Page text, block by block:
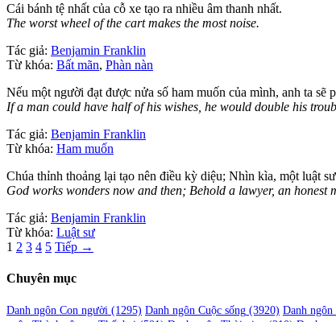
Cái bánh tệ nhất của cỗ xe tạo ra nhiều âm thanh nhất.
The worst wheel of the cart makes the most noise.
Tác giả: Benjamin Franklin
Từ khóa: Bất mãn, Phàn nàn
Nếu một người đạt được nửa số ham muốn của mình, anh ta sẽ
If a man could have half of his wishes, he would double his
Tác giả: Benjamin Franklin
Từ khóa: Ham muốn
Chúa thỉnh thoảng lại tạo nên điều kỳ diệu; Nhìn kìa, một luật
God works wonders now and then; Behold a lawyer, an honest
Tác giả: Benjamin Franklin
Từ khóa: Luật sư
Phân
trang
viết
1 2 3 4 5 Tiếp →
Chuyên mục
Danh ngôn Con người (1295) Danh ngôn Cuộc sống (3920) Danh